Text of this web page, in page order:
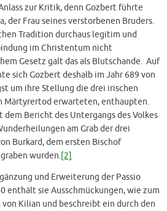
zur Kritik, denn Gozbert führte
der Frau seines verstorbenen Bruders.
Tradition durchaus legitim und
im Christentum nicht
Gesetz galt das als Blutschande. Auf
sich Gozbert deshalb im Jahr 689 von
um ihre Stellung die drei irischen
Märtyrertod erwarteten, enthaupten.
Bericht des Untergangs des Volkes
am Grab der drei
Burkard, dem ersten Bischof
wurden.[2]
und Erweiterung der Passio
enthält sie Ausschmückungen, wie zum
Kilian und beschreibt ein durch den